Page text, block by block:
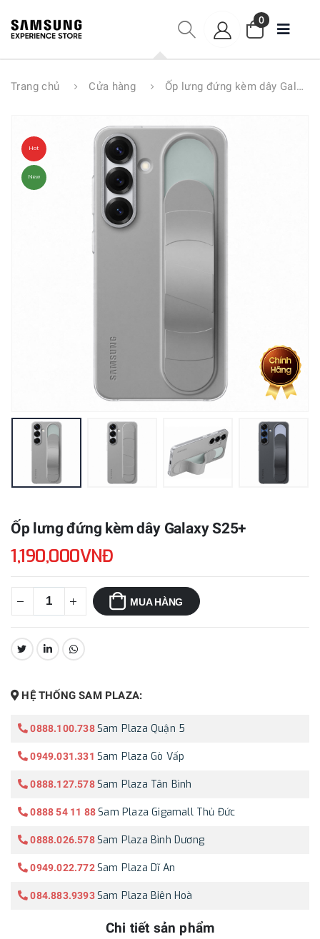
0
Trang chủ Cửa hàng Ốp lưng đứng kèm dây Galaxy S25+
Hot
New
Ốp lưng đứng kèm dây Galaxy S25+
1,190,000VNĐ
MUA HÀNG
CHIA SẺ:
HỆ THỐNG SAM PLAZA:
0888.100.738 Sam Plaza Quận 5
0949.031.331 Sam Plaza Gò Vấp
0888.127.578 Sam Plaza Tân Bình
0888 54 11 88 Sam Plaza Gigamall Thủ Đức
0888.026.578 Sam Plaza Bình Dương
0949.022.772 Sam Plaza Dĩ An
084.883.9393 Sam Plaza Biên Hoà
Chi tiết sản phẩm